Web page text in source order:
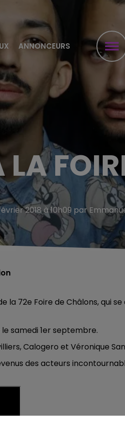
ANNONCEURS
LA
2018 à 10h09 par
la 72e Foire de Châlons, qui
samedi 1er septembre.
Calogero et Véronique
des acteurs